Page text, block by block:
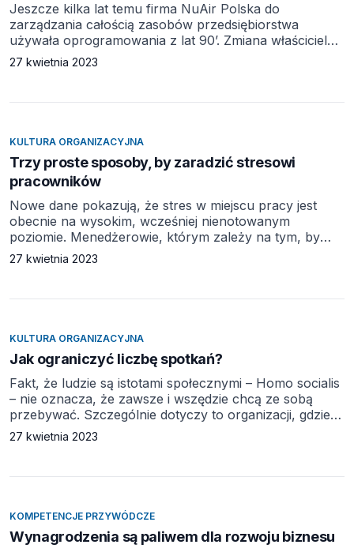
Jeszcze kilka lat temu firma NuAir Polska do
zarządzania całością zasobów przedsiębiorstwa
używała oprogramowania z lat 90’. Zmiana właściciela
oraz oczekiwania zewnętrznych partnerów firmy
implementacja oprogramowania Sage X3 firmy Sage
księgowy w firmie NuAir Polska Spółka z o.o. oraz
27 kwietnia 2023
KULTURA ORGANIZACYJNA
Trzy proste sposoby, by zaradzić stresowi
pracowników
Nowe dane pokazują, że stres w miejscu pracy jest
obecnie na wysokim, wcześniej nienotowanym
poziomie. Menedżerowie, którym zależy na tym, by
wspierać swoich pracowników, mogą podjąć pewne
tego, jak wielki wpływ na pracowników ma stres.
[…]
27 kwietnia 2023
KULTURA ORGANIZACYJNA
Jak ograniczyć liczbę spotkań?
Fakt, że ludzie są istotami społecznymi – Homo socialis
– nie oznacza, że zawsze i wszędzie chcą ze sobą
przebywać. Szczególnie dotyczy to organizacji, gdzie
spotkania stały się tak liczne, że pojawiły się wezwania
narady, zebrania i konferencje są nieefektywne. Tego
27 kwietnia 2023
KOMPETENCJE PRZYWÓDCZE
Wynagrodzenia są paliwem dla rozwoju biznesu